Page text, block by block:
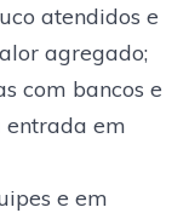
atendidos e
agregado;
com bancos e
entrada em
e em